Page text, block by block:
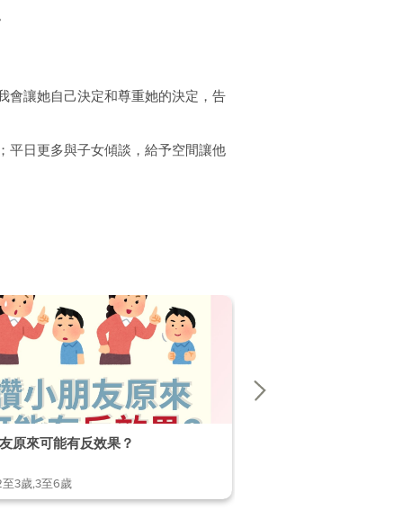
會讓她自己決定和尊重她的決定，告
平日更多與子女傾談，給予空間讓他
原來可能有反效果？
至3歲,3至6歲